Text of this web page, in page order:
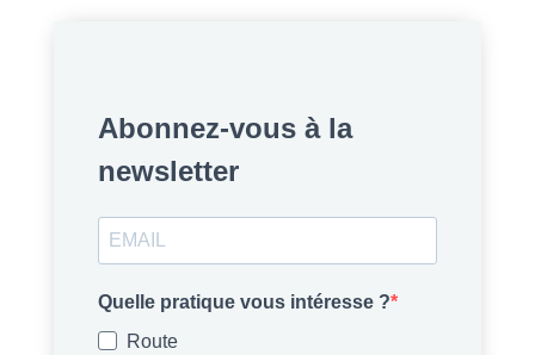
Abonnez-vous à la
newsletter
Quelle pratique vous intéresse ?
Route